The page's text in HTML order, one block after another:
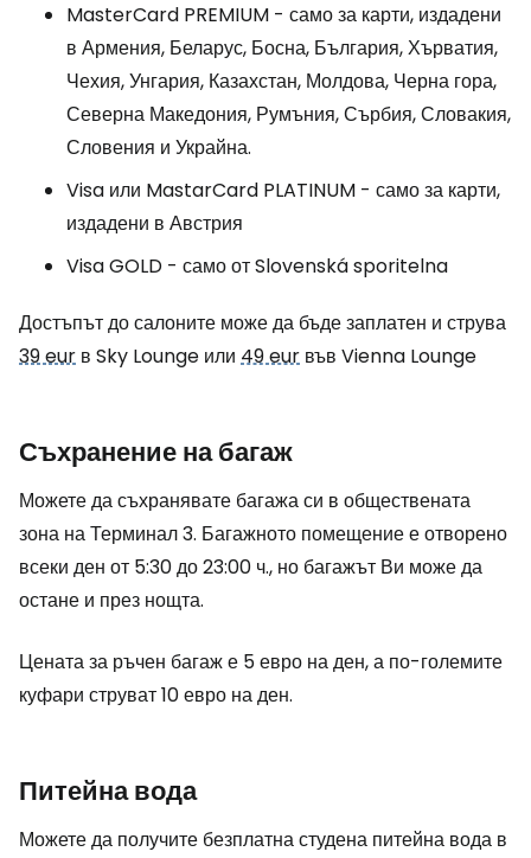
MasterCard PREMIUM - само за карти, издадени
в Армения, Беларус, Босна, България, Хърватия,
Чехия, Унгария, Казахстан, Молдова, Черна гора,
Северна Македония, Румъния, Сърбия, Словакия,
Словения и Украйна.
Visa или MastarCard PLATINUM - само за карти,
издадени в Австрия
Visa GOLD - само от Slovenská sporitelna
Достъпът до салоните може да бъде заплатен и струва
39 eur в Sky Lounge или 49 eur във Vienna Lounge
Съхранение на багаж
Можете да съхранявате багажа си в обществената
зона на Терминал 3. Багажното помещение е отворено
всеки ден от 5:30 до 23:00 ч., но багажът Ви може да
остане и през нощта.
Цената за ръчен багаж е 5 евро на ден, а по-големите
куфари струват 10 евро на ден.
Питейна вода
Можете да получите безплатна студена питейна вода в